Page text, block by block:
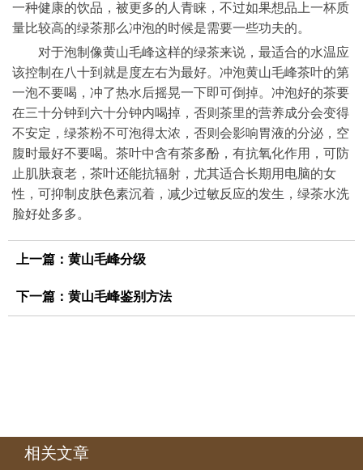
一种健康的饮品，被更多的人青睐，不过如果想品上一杯质
量比较高的绿茶那么冲泡的时候是需要一些功夫的。
对于泡制像黄山毛峰这样的绿茶来说，最适合的水温应
该控制在八十到就是度左右为最好。冲泡黄山毛峰茶叶的第
一泡不要喝，冲了热水后摇晃一下即可倒掉。冲泡好的茶要
在三十分钟到六十分钟内喝掉，否则茶里的营养成分会变得
不安定，绿茶粉不可泡得太浓，否则会影响胃液的分泌，空
腹时最好不要喝。茶叶中含有茶多酚，有抗氧化作用，可防
止肌肤衰老，茶叶还能抗辐射，尤其适合长期用电脑的女
性，可抑制皮肤色素沉着，减少过敏反应的发生，绿茶水洗
脸好处多多。
上一篇： 黄山毛峰分级
下一篇： 黄山毛峰鉴别方法
相关文章